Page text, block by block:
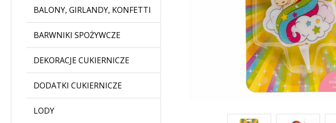
BALONY, GIRLANDY, KONFETTI
BARWNIKI SPOŻYWCZE
DEKORACJE CUKIERNICZE
DODATKI CUKIERNICZE
LODY